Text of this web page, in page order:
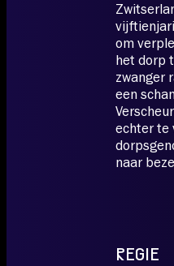
om
het dorp
zwanger
een
echter te
naar
REGIE